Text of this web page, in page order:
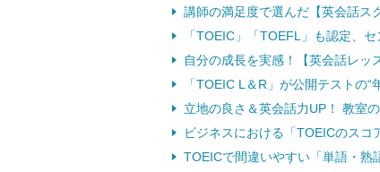
講師の満足度で選んだ【英会話ス
「TOEIC」「TOEFL」も認定、
自分の成長を実感！【英会話レッ
「TOEIC L＆R」が公開テストの“
立地の良さ＆英会話力UP！ 教室
ビジネスにおける「TOEICのスコ
TOEICで間違いやすい「単語・熟